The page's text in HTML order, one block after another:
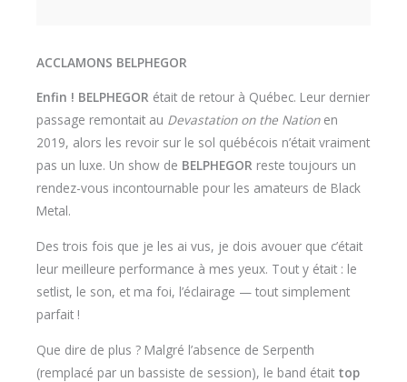
ACCLAMONS BELPHEGOR
Enfin ! BELPHEGOR était de retour à Québec. Leur dernier
passage remontait au Devastation on the Nationen
2019, alors les revoir sur le sol québécois n’était vraiment
pas un luxe. Un show de BELPHEGOR reste toujours un
rendez-vous incontournable pour les amateurs de Black
Metal.
Des trois fois que je les ai vus, je dois avouer que c’était
leur meilleure performance à mes yeux. Tout y était : le
setlist, le son, et ma foi, l’éclairage — tout simplement
parfait !
Que dire de plus ? Malgré l’absence de Serpenth
(remplacé par un bassiste de session), le band était top